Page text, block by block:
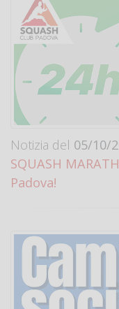
Notizia del 05/10/
SQUASH
Padova!